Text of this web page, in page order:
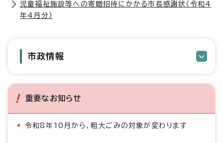
児童福祉施設等への寄贈招待にかかる市長感謝状（令和4
年4月分）
市政情報
重要なお知らせ
令和8年10月から、粗大ごみの対象が変わります